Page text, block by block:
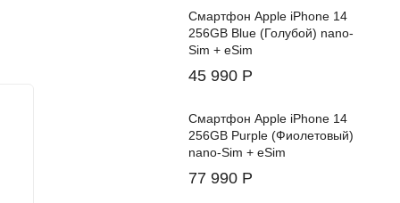
Смартфон Apple iPhone 14
256GB Blue (Голубой) nano-
Sim + eSim
45 990 Р
Смартфон Apple iPhone 14
256GB Purple (Фиолетовый)
nano-Sim + eSim
77 990 Р